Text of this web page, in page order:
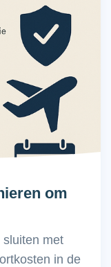
om
sluiten met
in de